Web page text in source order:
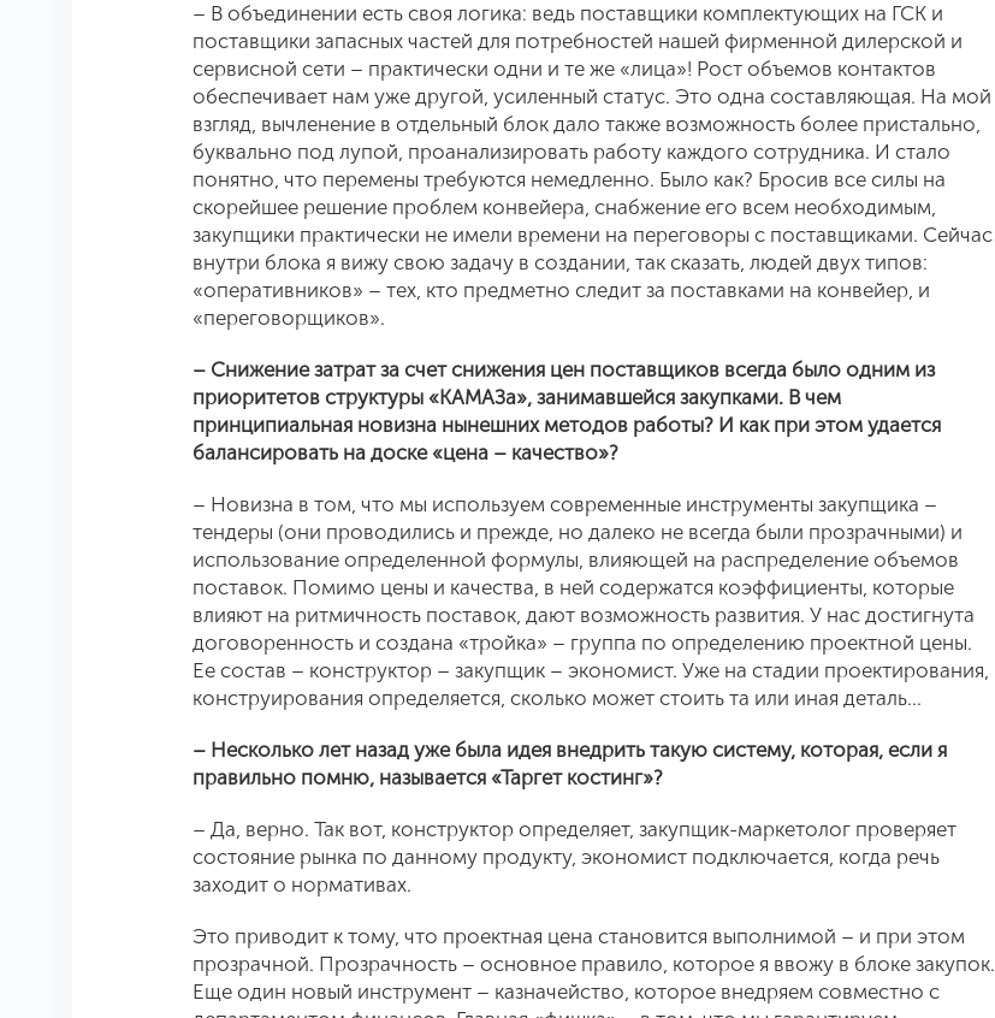
– В объединении есть своя логика: ведь поставщики комплектующих на ГСК и
поставщики запасных частей для потребностей нашей фирменной дилерской и
сервисной сети – практически одни и те же «лица»! Рост объемов контактов
обеспечивает нам уже другой, усиленный статус. Это одна составляющая. На мой
взгляд, вычленение в отдельный блок дало также возможность более пристально,
буквально под лупой, проанализировать работу каждого сотрудника. И стало
понятно, что перемены требуются немедленно. Было как? Бросив все силы на
скорейшее решение проблем конвейера, снабжение его всем необходимым,
закупщики практически не имели времени на переговоры с поставщиками. Сейчас
внутри блока я вижу свою задачу в создании, так сказать, людей двух типов:
«оперативников» – тех, кто предметно следит за поставками на конвейер, и
«переговорщиков».
– Снижение затрат за счет снижения цен поставщиков всегда было одним из
приоритетов структуры «КАМАЗа», занимавшейся закупками. В чем
принципиальная новизна нынешних методов работы? И как при этом удается
балансировать на доске «цена – качество»?
– Новизна в том, что мы используем современные инструменты закупщика –
тендеры (они проводились и прежде, но далеко не всегда были прозрачными) и
использование определенной формулы, влияющей на распределение объемов
поставок. Помимо цены и качества, в ней содержатся коэффициенты, которые
влияют на ритмичность поставок, дают возможность развития. У нас достигнута
договоренность и создана «тройка» – группа по определению проектной цены.
Ее состав – конструктор – закупщик – экономист. Уже на стадии проектирования,
конструирования определяется, сколько может стоить та или иная деталь...
– Несколько лет назад уже была идея внедрить такую систему, которая, если я
правильно помню, называется «Таргет костинг»?
– Да, верно. Так вот, конструктор определяет, закупщик-маркетолог проверяет
состояние рынка по данному продукту, экономист подключается, когда речь
заходит о нормативах.
Это приводит к тому, что проектная цена становится выполнимой – и при этом
прозрачной. Прозрачность – основное правило, которое я ввожу в блоке закупок.
Еще один новый инструмент – казначейство, которое внедряем совместно с